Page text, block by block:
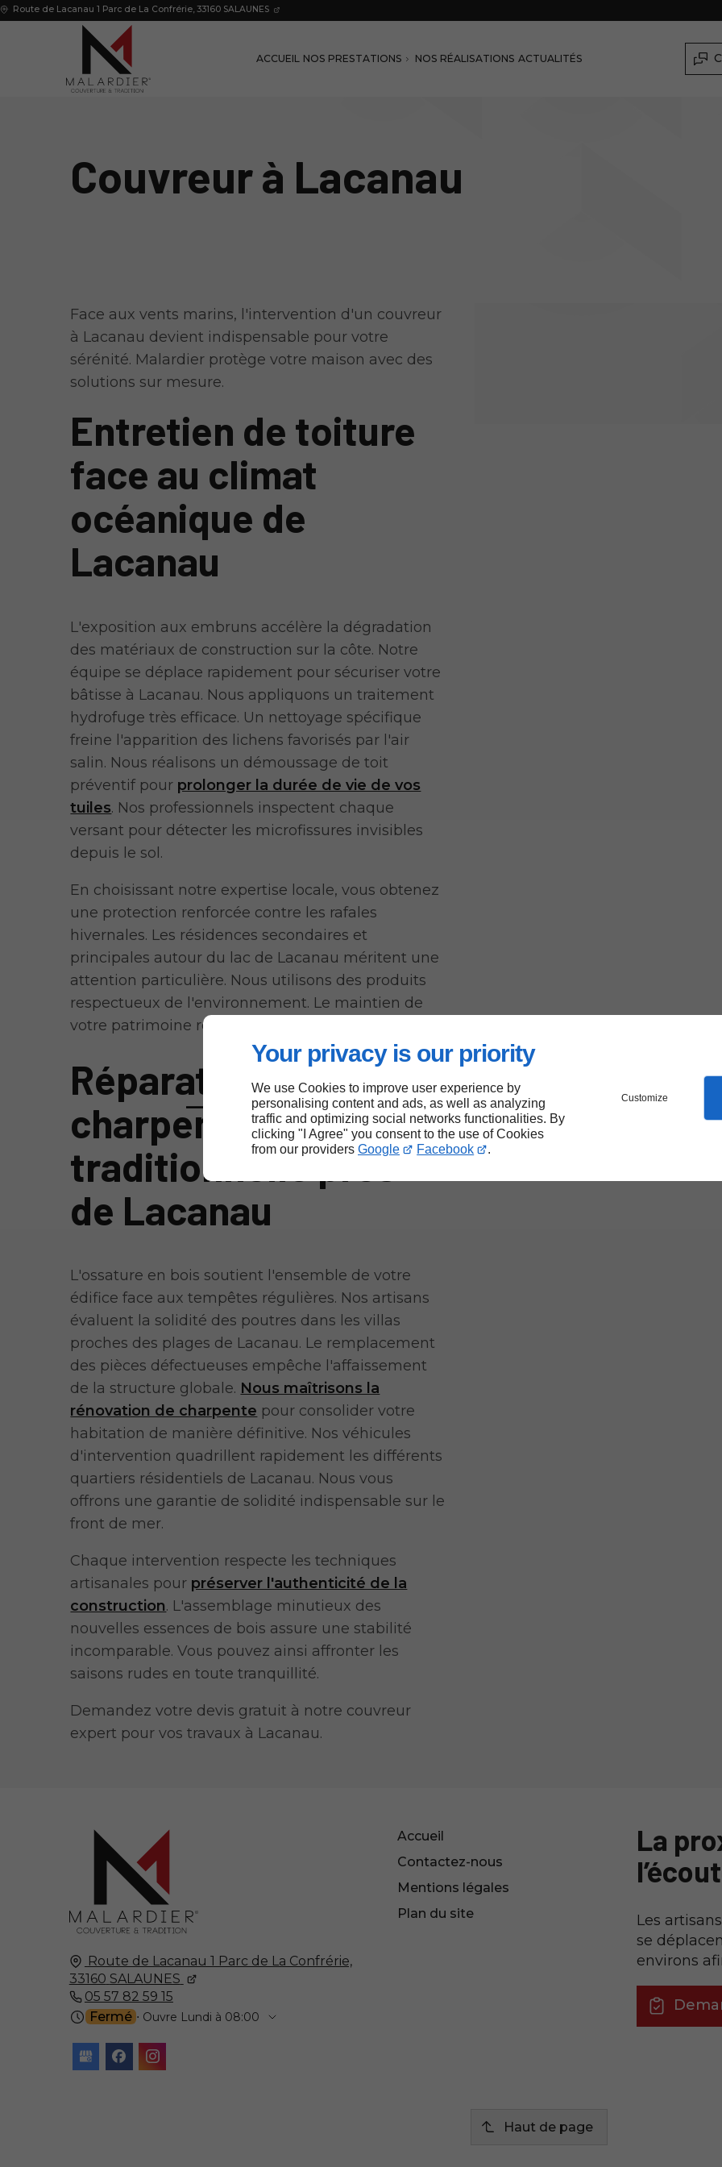
Your privacy is our priority
We use Cookies to improve user experience by
personalising content and ads, as well as analyzing
traffic and optimizing social networks functionalities. By
clicking "I Agree" you consent to the use of Cookies
from our providers Google Facebook .
Customize
Route de Lacanau 1 Parc de La Confrérie, 33160 SALAUNES
ACCUEIL NOS PRESTATIONS NOS RÉALISATIONS ACTUALITÉS
Couvreur à Lacanau
Face aux vents marins, l'intervention d'un couvreur
à Lacanau devient indispensable pour votre
sérénité. Malardier protège votre maison avec des
solutions sur mesure.
Entretien de toiture
face au climat
océanique de
Lacanau
L'exposition aux embruns accélère la dégradation
des matériaux de construction sur la côte. Notre
équipe se déplace rapidement pour sécuriser votre
bâtisse à Lacanau. Nous appliquons un traitement
hydrofuge très efficace. Un nettoyage spécifique
freine l'apparition des lichens favorisés par l'air
salin. Nous réalisons un démoussage de toit
préventif pour prolonger la durée de vie de vos
tuiles. Nos professionnels inspectent chaque
versant pour détecter les microfissures invisibles
depuis le sol.
En choisissant notre expertise locale, vous obtenez
une protection renforcée contre les rafales
hivernales. Les résidences secondaires et
principales autour du lac de Lacanau méritent une
attention particulière. Nous utilisons des produits
respectueux de l'environnement. Le maintien de
votre patrimoine reste notre priorité absolue.
Réparation de
charpente
traditionnelle près
de Lacanau
L'ossature en bois soutient l'ensemble de votre
édifice face aux tempêtes régulières. Nos artisans
évaluent la solidité des poutres dans les villas
proches des plages de Lacanau. Le remplacement
des pièces défectueuses empêche l'affaissement
de la structure globale. Nous maîtrisons la
rénovation de charpente pour consolider votre
habitation de manière définitive. Nos véhicules
d'intervention quadrillent rapidement les différents
quartiers résidentiels de Lacanau. Nous vous
offrons une garantie de solidité indispensable sur le
front de mer.
Chaque intervention respecte les techniques
artisanales pour préserver l'authenticité de la
construction. L'assemblage minutieux des
nouvelles essences de bois assure une stabilité
incomparable. Vous pouvez ainsi affronter les
saisons rudes en toute tranquillité.
Demandez votre devis gratuit à notre couvreur
expert pour vos travaux à Lacanau.
Route de Lacanau 1 Parc de La Confrérie,
33160 SALAUNES
05 57 82 59 15
Fermé ⋅ Ouvre Lundi à 08:00
Accueil
Contactez-nous
Mentions légales
Plan du site
La
Les
se
environs
Haut de page